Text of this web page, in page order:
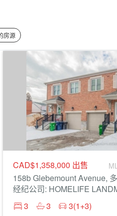
房源
CAD$1,358,000 出售
158b Glebemount Avenue,
3
3 3(1+3)